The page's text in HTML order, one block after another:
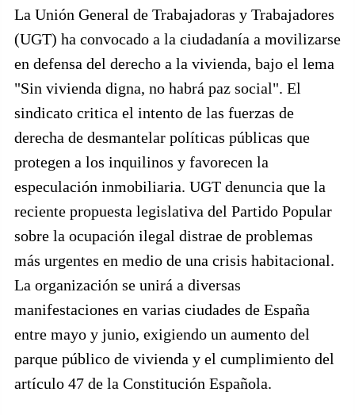
La Unión General de Trabajadoras y Trabajadores
(UGT) ha convocado a la ciudadanía a movilizarse
en defensa del derecho a la vivienda, bajo el lema
"Sin vivienda digna, no habrá paz social". El
sindicato critica el intento de las fuerzas de
derecha de desmantelar políticas públicas que
protegen a los inquilinos y favorecen la
especulación inmobiliaria. UGT denuncia que la
reciente propuesta legislativa del Partido Popular
sobre la ocupación ilegal distrae de problemas
más urgentes en medio de una crisis habitacional.
La organización se unirá a diversas
manifestaciones en varias ciudades de España
entre mayo y junio, exigiendo un aumento del
parque público de vivienda y el cumplimiento del
artículo 47 de la Constitución Española.